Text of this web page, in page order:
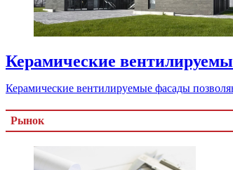
Керамические
Керамические вентилируемые фасады
Рынок